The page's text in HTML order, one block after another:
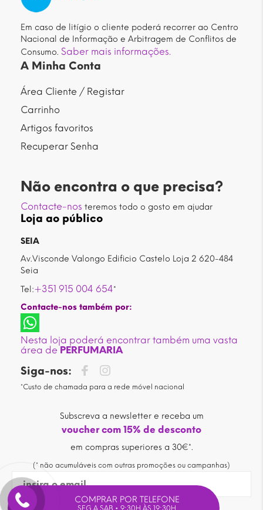
Em caso de litígio o cliente poderá recorrer ao Centro
Nacional de Informação e Arbitragem de Conflitos de
Consumo. Saber mais informações.
A Minha Conta
Área Cliente / Registar
Carrinho
Artigos favoritos
Recuperar Senha
Não encontra o que precisa?
Contacte-nos teremos todo o gosto em ajudar
Loja ao público
SEIA
Av.Visconde Valongo Edificio Castelo Loja 2 620-484
Seia
Tel:+351 915 004 654*
Contacte-nos também por:
Nesta loja poderá encontrar também uma vasta
área de PERFUMARIA
Siga-nos:
*Custo de chamada para a rede móvel nacional
Subscreva a newsletter e receba um
voucher com 15% de desconto
em compras superiores a 30€*.
(* não acumuláveis com outras promoções ou campanhas)
COMPRAR POR TELEFONE
SEG A SAB • 9:30H ÀS 19:30H